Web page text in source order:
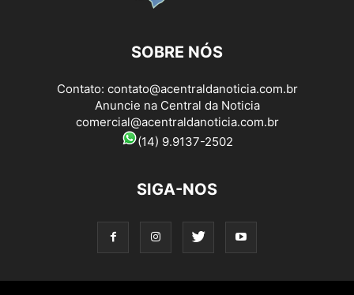
SOBRE NÓS
Contato: contato@acentraldanoticia.com.br
Anuncie na Central da Noticia
comercial@acentraldanoticia.com.br
(14) 9.9137-2502
SIGA-NOS